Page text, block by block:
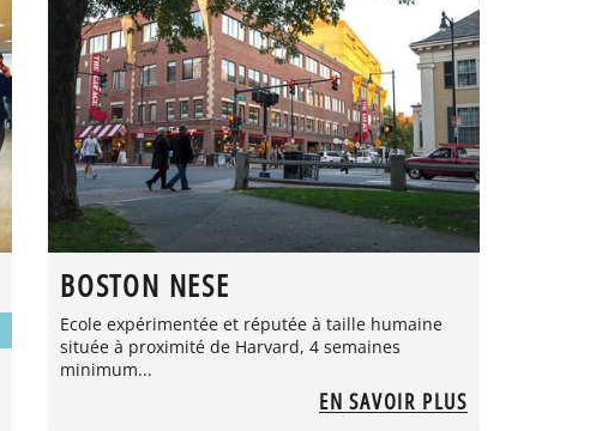
BOSTON NESE
Ecole expérimentée et réputée à taille humaine
située à proximité de Harvard, 4 semaines
minimum...
EN SAVOIR PLUS